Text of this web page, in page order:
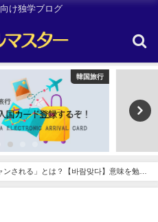
け独学ブログ
される」とは？【바람맞다】意味を勉強